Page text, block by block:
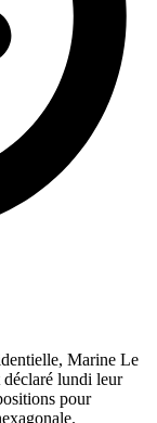
Marine Le
lundi leur
pour